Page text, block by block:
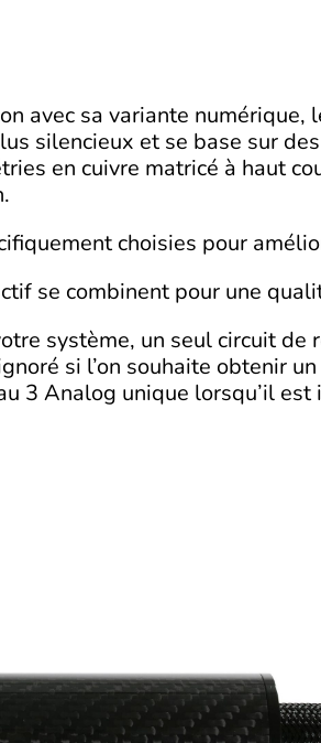
avec sa variante
silencieux et se base sur
en cuivre matricé à haut
choisies pour
se combinent pour une
système, un seul circuit
si l’on souhaite obtenir
3 Analog unique lorsqu’il